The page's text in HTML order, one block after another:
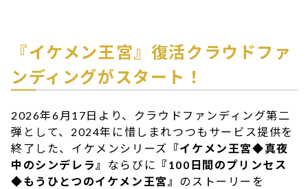
『イケメン王宮』復活クラウドファ
ンディングがスタート！
2026年6月17日より、クラウドファンディング第二
弾として、2024年に惜しまれつつもサービス提供を
終了した、イケメンシリーズ
『イケメン王宮◆真夜
中のシンデレラ』 ならびに 『100日間のプリンセス
◆もうひとつのイケメン王宮』 のストーリーを